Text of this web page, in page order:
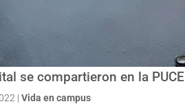
se compartieron en la PUCE
|Vida en campus